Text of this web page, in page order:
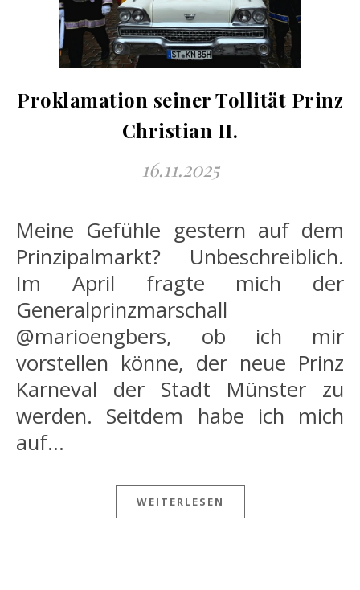
Proklamation seiner Tollität Prinz
Christian II.
16.11.2025
Meine Gefühle gestern auf dem
Prinzipalmarkt? Unbeschreiblich.
Im April fragte mich der
Generalprinzmarschall
@marioengbers, ob ich mir
vorstellen könne, der neue Prinz
Karneval der Stadt Münster zu
werden. Seitdem habe ich mich
auf…
WEITERLESEN